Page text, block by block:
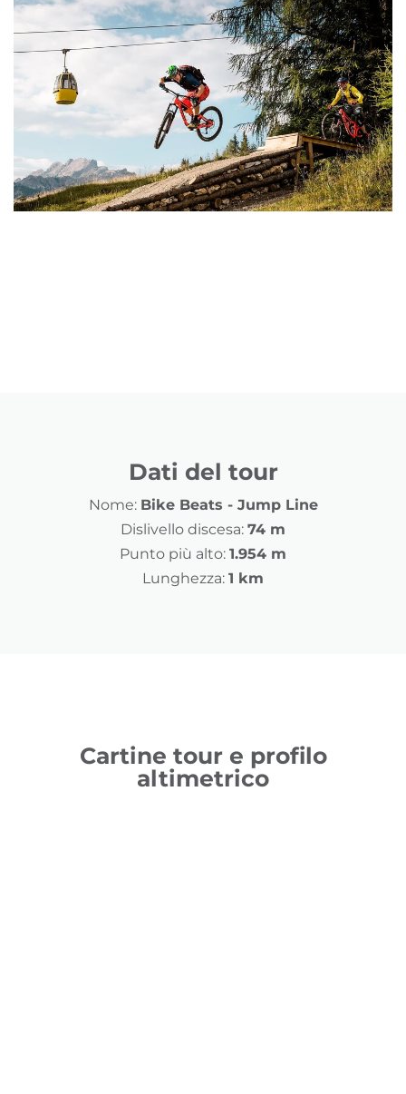
Dati del tour
Nome: Bike Beats - Jump Line
Dislivello discesa: 74 m
Punto più alto: 1.954 m
Lunghezza: 1 km
Cartine tour e profilo
altimetrico